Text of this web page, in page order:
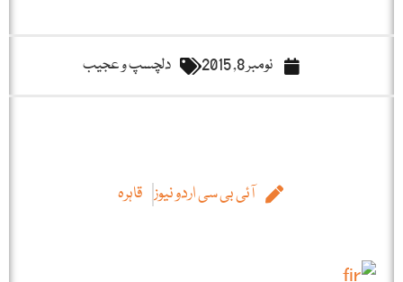
نومبر 8, 2015 دلچسپ و عجیب
آئی بی سی اردو نیوز قاہرہ